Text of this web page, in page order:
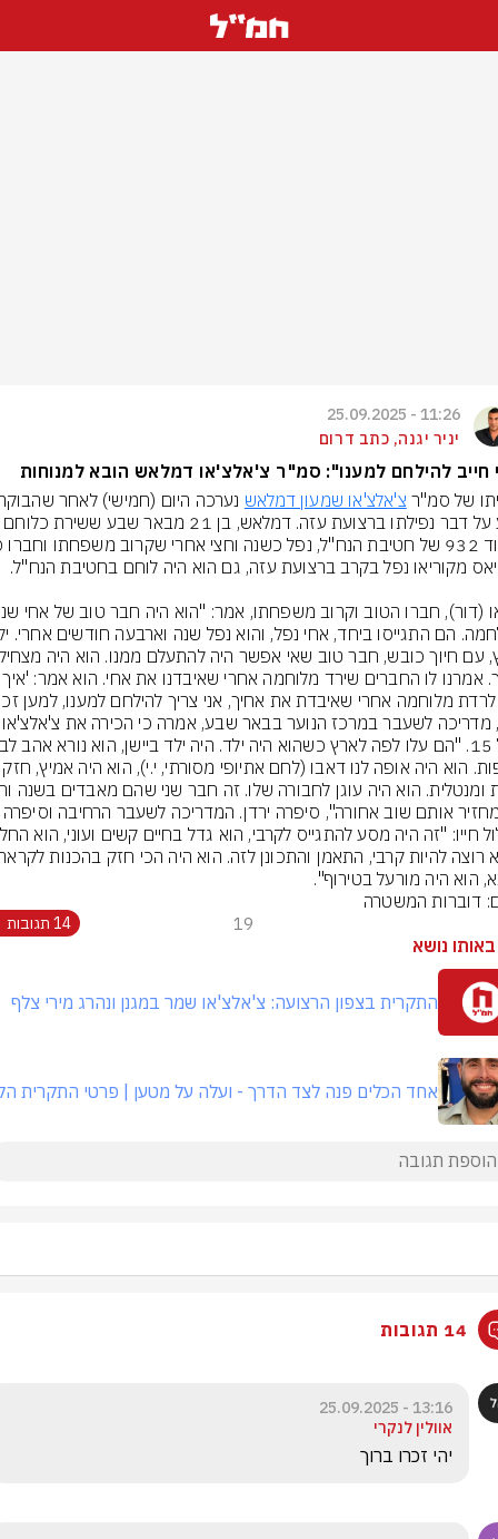
11:26 - 25.09.2025
יניר יגנה, כתב דרום
חייב להילחם למענו": סמ"ר צ'אלצ'או דמלאש הובא למנוחות
של סמ"ר צ'אלצ'או שמעון דמלאש
לרדת מלוחמה אחרי שאיבדת את אחיך, אני צריך להילחם למענו, למען
הוא היה מורעל בטירוף".
דוברות המשטרה
19 14 תגובות
נושא
התקרית בצפון הרצועה: צ'אלצ'או שמר במגנן ונהרג מירי צלף
אחד הכלים פנה לצד הדרך - ועלה על מטען | פרטי התקרית
14 תגובות
13:16 - 25.09.2025
אוולין לנקרי
יהי זכרו ברוך